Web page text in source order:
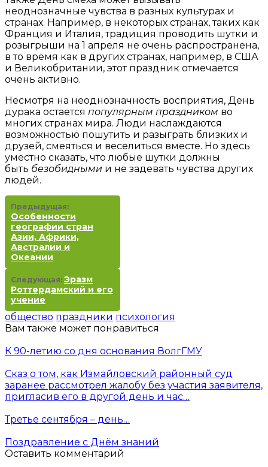
неоднозначные чувства в разных культурах и
странах. Например, в некоторых странах, таких как
Франция и Италия, традиция проводить шутки и
розыгрыши на 1 апреля не очень распространена,
в то время как в других странах, например, в США
и Великобритании, этот праздник отмечается
очень активно.
Несмотря на неоднозначность восприятия, День
дурака остается популярным праздником во
многих странах мира. Люди наслаждаются
возможностью пошутить и разыграть близких и
друзей, смеяться и веселиться вместе. Но здесь
уместно сказать, что любые шутки должны
быть безобидными и не задевать чувства других
людей.
Предыдущая:
Особенности
географии стран
Азии, Африки,
Австралии и
Океании
Следующая: Эразм
Роттердамский и его
учение
общество праздники психология
Вам также может понравиться
К 90-летию со дня основания ВолгГМУ
Сказ о том, как Измайловский районный суд
заранее рассмотрел жалобу без участия заявителя,
пригласив его в другой день и час…
Третье сентября – день…
Поздравление с Днём знаний
Оставить комментарий